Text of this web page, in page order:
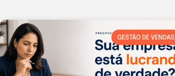
GESTÃO DE VENDAS